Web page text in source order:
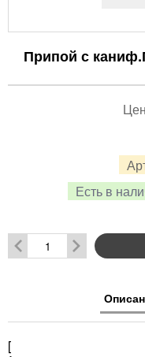
Припой с
Есть в
[